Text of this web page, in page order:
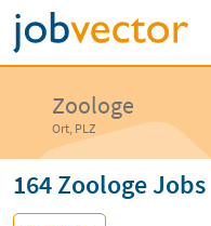
Zoologe
Ort, PLZ
164 Zoologe Jobs